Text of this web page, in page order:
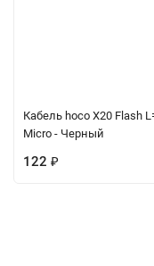
Кабель hoco X20 Flash
Micro - Черный
122 ₽